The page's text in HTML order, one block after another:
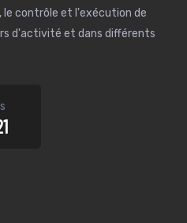
contrôle et l'exécution de
d'activité et dans différents